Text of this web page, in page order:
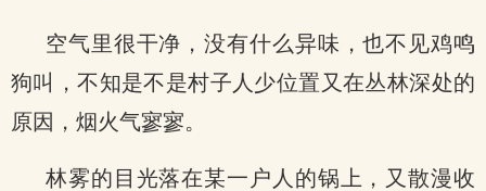
空气里很干净，没有什么异味，也不见鸡鸣
狗叫，不知是不是村子人少位置又在丛林深处的
原因，烟火气寥寥。
林雾的目光落在某一户人的锅上，又散漫收